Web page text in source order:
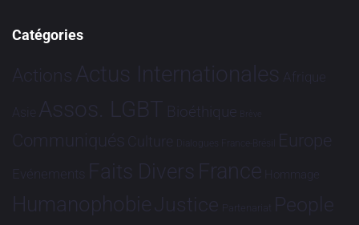
Catégories
Actions Actus Internationales Afrique
Asie Assos. LGBT Bioéthique Brève
Communiqués Culture Dialogues France-Brésil Europe
Evénements Faits Divers France Hommage
HumanophobieJustice Partenariat People